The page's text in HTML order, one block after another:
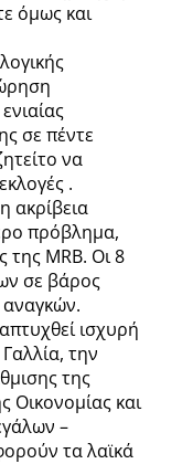
όμως και
σε πέντε
να
.
ακρίβεια
πρόβλημα,
της MRB. Οι 8
σε βάρος
ισχυρή
την
της
Οικονομίας και
–
τα λαϊκά